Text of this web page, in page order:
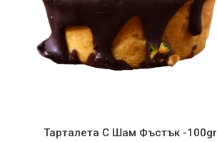
ДОБАВЯНЕ В КОЛИЧКАТА
Тарталета С Шам Фъстък -100gr